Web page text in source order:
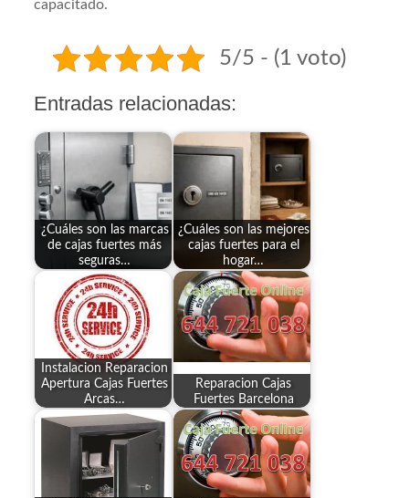
capacitado.
5/5 - (1 voto)
Entradas relacionadas:
¿Cuáles son las marcas
de cajas fuertes más
seguras…
¿Cuáles son las mejores
cajas fuertes para el
hogar…
Instalacion Reparacion
Apertura Cajas Fuertes
Arcas…
Reparacion Cajas
Fuertes Barcelona